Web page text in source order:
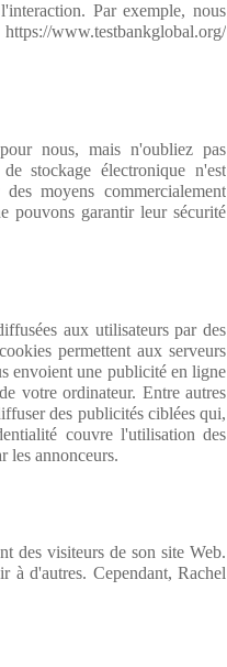
Par exemple, nous
www.testbankglobal.org/
nous, mais n'oubliez pas
stockage électronique n'est
moyens commercialement
pouvons garantir leur sécurité
aux utilisateurs par des
permettent aux serveurs
envoient une publicité en ligne
votre ordinateur. Entre autres
des publicités ciblées qui,
couvre l'utilisation des
les annonceurs.
des visiteurs de son site Web.
à d'autres. Cependant, Rachel